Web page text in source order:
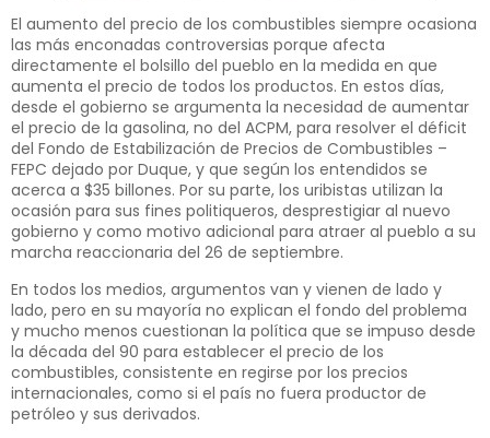
El aumento del precio de los combustibles siempre ocasiona
las más enconadas controversias porque afecta
directamente el bolsillo del pueblo en la medida en que
aumenta el precio de todos los productos. En estos días,
desde el gobierno se argumenta la necesidad de aumentar
el precio de la gasolina, no del ACPM, para resolver el déficit
del Fondo de Estabilización de Precios de Combustibles –
FEPC dejado por Duque, y que según los entendidos se
acerca a $35 billones. Por su parte, los uribistas utilizan la
ocasión para sus fines politiqueros, desprestigiar al nuevo
gobierno y como motivo adicional para atraer al pueblo a su
marcha reaccionaria del 26 de septiembre.
En todos los medios, argumentos van y vienen de lado y
lado, pero en su mayoría no explican el fondo del problema
y mucho menos cuestionan la política que se impuso desde
la década del 90 para establecer el precio de los
combustibles, consistente en regirse por los precios
internacionales, como si el país no fuera productor de
petróleo y sus derivados.